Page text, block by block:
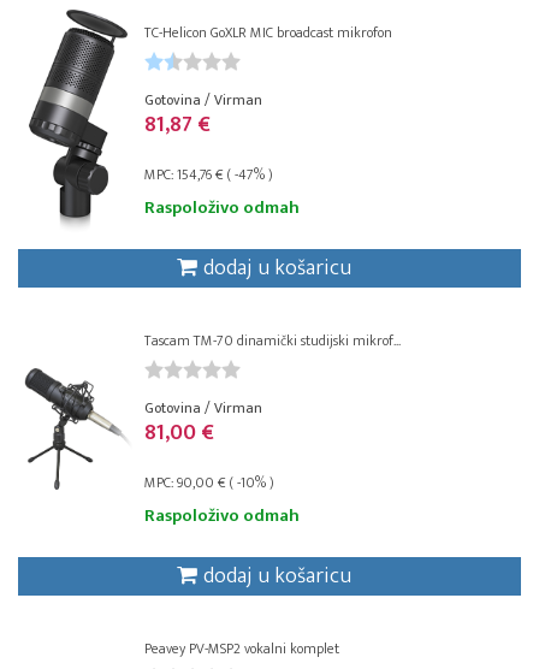
TC-Helicon GoXLR MIC broadcast mikrofon
Gotovina / Virman
81,87 €
MPC: 154,76 € ( -47% )
Raspoloživo odmah
dodaj u košaricu
Tascam TM-70 dinamički studijski mikrof...
Gotovina / Virman
81,00 €
MPC: 90,00 € ( -10% )
Raspoloživo odmah
dodaj u košaricu
Peavey PV-MSP2 vokalni komplet